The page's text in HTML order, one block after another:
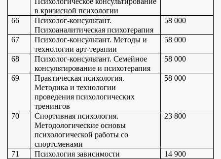
в кризисной психологии
66
Психолог-консультант.
Психоаналитическая психотерапия
58 000
67
Психолог-консультант. Методы и
технологии арт-терапии
58 000
68
Психолог-консультант. Семейное
консультирование и психотерапия
58 000
69
Практическая психология.
Методика и технологии
проведения психологических
тренингов
58 000
70
Спортивная психология.
Методологические основы
психологической работы со
спортсменами
23 800
71 Психология зависимости
14 900